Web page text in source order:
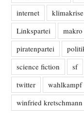
internet
klimakrise
Linkspartei
makro
piratenpartei
science fiction
sf
twitter
wahlkampf
winfried kretschmann